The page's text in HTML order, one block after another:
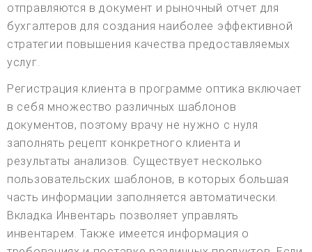
отправляются в документ и рыночный отчет для
бухгалтеров для создания наиболее эффективной
стратегии повышения качества предоставляемых
услуг.
Регистрация клиента в программе оптика включает
в себя множество различных шаблонов
документов, поэтому врачу не нужно с нуля
заполнять рецепт конкретного клиента и
результаты анализов. Существует несколько
пользовательских шаблонов, в которых большая
часть информации заполняется автоматически.
Вкладка Инвентарь позволяет управлять
инвентарем. Также имеется информация о